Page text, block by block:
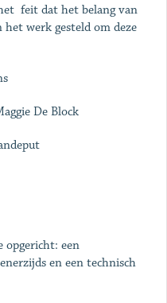
feit dat het belang van
werk gesteld om deze
De Block
opgericht: een
en een technisch